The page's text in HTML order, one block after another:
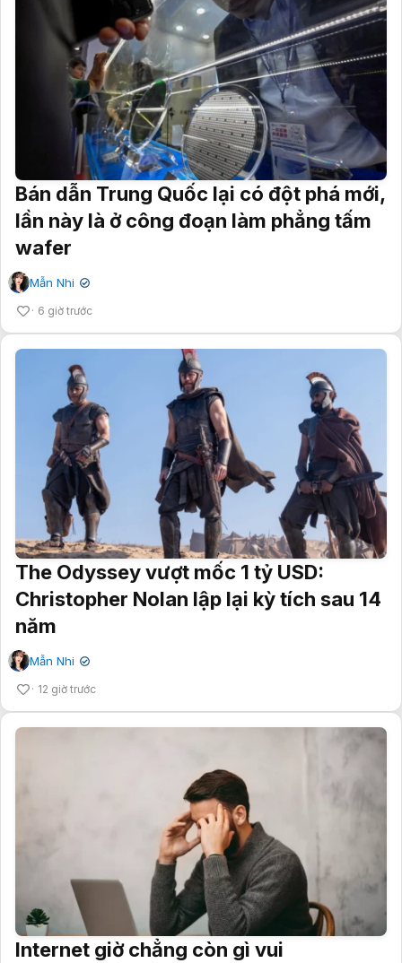
Bán dẫn Trung Quốc lại có đột phá mới,
lần này là ở công đoạn làm phẳng tấm
wafer
Mẫn Nhi ✔
6 giờ trước
The Odyssey vượt mốc 1 tỷ USD:
Christopher Nolan lập lại kỳ tích sau 14
năm
Mẫn Nhi ✔
12 giờ trước
Internet giờ chẳng còn gì vui